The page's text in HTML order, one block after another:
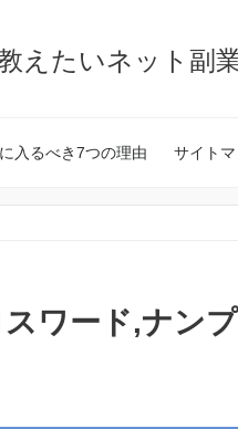
えたいネット副
に入るべき7つの理由 サイト
ワード,ナン